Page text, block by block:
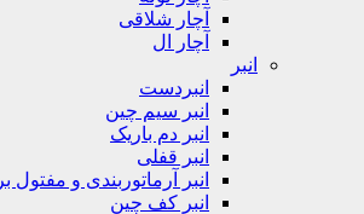
آچار شلاقی
آچار ال
انبر
انبردست
انبر سیم چین
انبر دم باریک
انبر قفلی
انبر آرماتوربندی و مفتول بر
انبر کف چین